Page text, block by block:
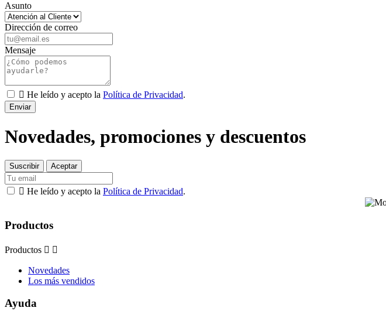
Asunto
Dirección de correo
Mensaje
 He leído y acepto la Política de Privacidad.
Novedades, promociones y descuentos
 He leído y acepto la Política de Privacidad.
Productos
Productos  
Novedades
Los más vendidos
Ayuda